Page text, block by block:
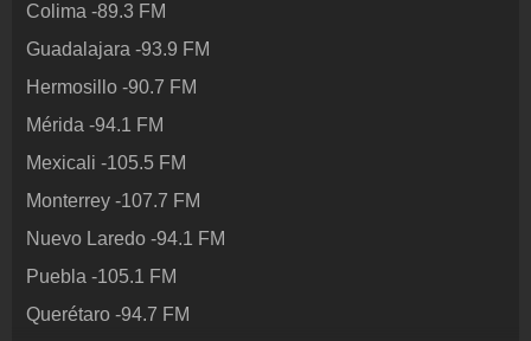
Colima -89.3 FM
Guadalajara -93.9 FM
Hermosillo -90.7 FM
Mérida -94.1 FM
Mexicali -105.5 FM
Monterrey -107.7 FM
Nuevo Laredo -94.1 FM
Puebla -105.1 FM
Querétaro -94.7 FM